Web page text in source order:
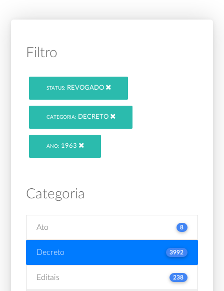
Filtro
STATUS: REVOGADO
CATEGORIA: DECRETO
ANO: 1963
Categoria
Ato 8
Decreto 3992
Editais 238